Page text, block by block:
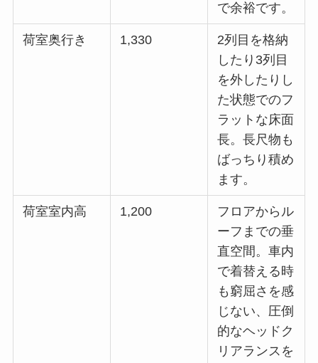
で余裕です。
荷室奥行き 1,330
2列目を格納
したり3列目
を外したりし
た状態でのフ
ラットな床面
長。長尺物も
ばっちり積め
ます。
荷室室内高 1,200
フロアからル
ーフまでの垂
直空間。車内
で着替える時
も窮屈さを感
じない、圧倒
的なヘッドク
リアランスを